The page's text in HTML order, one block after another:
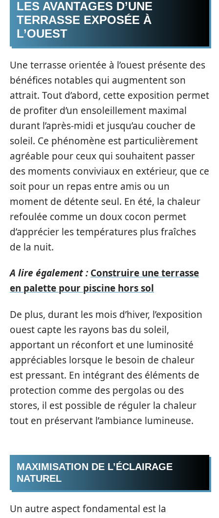
LES AVANTAGES D’UNE
TERRASSE EXPOSÉE À
L’OUEST
Une terrasse orientée à l’ouest présente des
bénéfices notables qui augmentent son
attrait. Tout d’abord, cette exposition permet
de profiter d’un ensoleillement maximal
durant l’après-midi et jusqu’au coucher de
soleil. Ce phénomène est particulièrement
agréable pour ceux qui souhaitent passer
des moments conviviaux en extérieur, que ce
soit pour un repas entre amis ou un
moment de détente seul. En été, la chaleur
refoulée comme un doux cocon permet
d’apprécier les températures plus fraîches
de la nuit.
A lire également : Construire une terrasse
en palette pour piscine hors sol
De plus, durant les mois d’hiver, l’exposition
ouest capte les rayons bas du soleil,
apportant un réconfort et une luminosité
appréciables lorsque le besoin de chaleur
est pressant. En intégrant des éléments de
protection comme des pergolas ou des
stores, il est possible de réguler la chaleur
tout en préservant l’ambiance lumineuse.
MAXIMISATION DE L’ÉCLAIRAGE
NATUREL
Un autre aspect fondamental est la